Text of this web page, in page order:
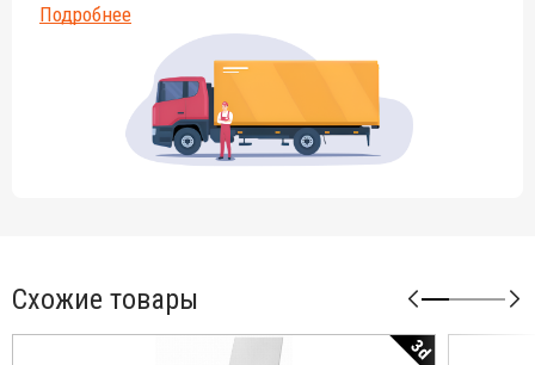
Подробнее
Схожие товары
3d